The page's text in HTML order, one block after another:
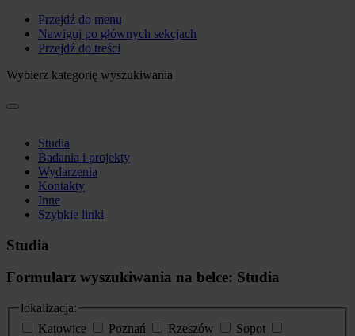
Przejdź do menu
Nawiguj po głównych sekcjach
Przejdź do treści
Wybierz kategorię wyszukiwania
Studia
Badania i projekty
Wydarzenia
Kontakty
Inne
Szybkie linki
Studia
Formularz wyszukiwania na belce: Studia
lokalizacja:
Katowice
Poznań Rzeszów
Sopot